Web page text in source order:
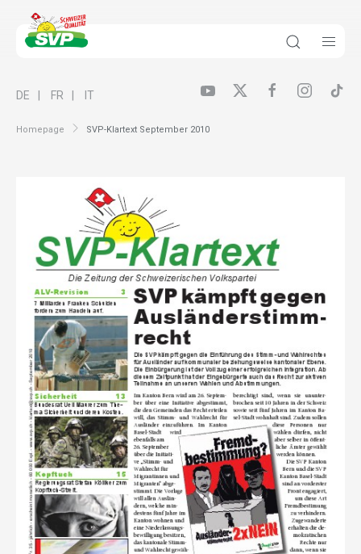
Homepage SVP-Klartext September 2010
DE FR IT